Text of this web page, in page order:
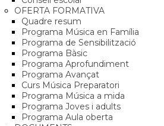
OFERTA FORMATIVA
Quadre resum
Programa Música en Família
Programa de Sensibilització
Programa Bàsic
Programa Aprofundiment
Programa Avançat
Curs Música Preparatori
Programa Música a mida
Programa Joves i adults
Programa Aula oberta